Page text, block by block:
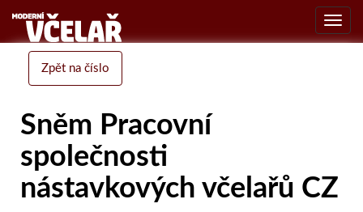
Zpět na číslo
Sněm Pracovní
společnosti
nástavkových včelařů CZ